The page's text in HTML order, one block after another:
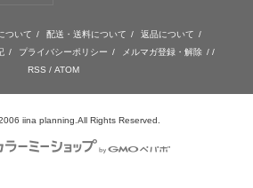
ついて / 配送・送料について / 返品について /
/ プライバシーポリシー / メルマガ登録・解除 / /
RSS / ATOM
iina planning.All Rights Reserved.